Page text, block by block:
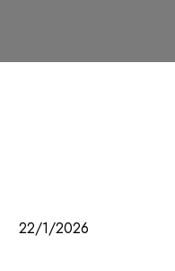
22/1/2026